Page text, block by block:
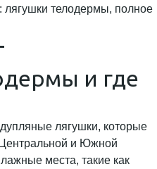
телодермы, полное
и где
лягушки, которые
и Южной
места, такие как